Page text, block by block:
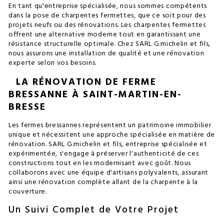
En tant qu'entreprise spécialisée, nous sommes compétents
dans la pose de charpentes fermettes, que ce soit pour des
projets neufs ou des rénovations. Les charpentes fermettes
offrent une alternative moderne tout en garantissant une
résistance structurelle optimale. Chez SARL G.michelin et fils,
nous assurons une installation de qualité et une rénovation
experte selon vos besoins.
LA RÉNOVATION DE FERME
BRESSANNE À SAINT-MARTIN-EN-
BRESSE
Les fermes bressannes représentent un patrimoine immobilier
unique et nécessitent une approche spécialisée en matière de
rénovation. SARL G.michelin et fils, entreprise spécialisée et
expérimentée, s'engage à préserver l'authenticité de ces
constructions tout en les modernisant avec goût. Nous
collaborons avec une équipe d'artisans polyvalents, assurant
ainsi une rénovation complète allant de la charpente à la
couverture.
Un Suivi Complet de Votre Projet